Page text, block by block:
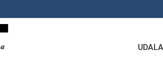
UDALA